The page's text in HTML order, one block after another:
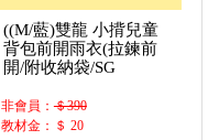
((M/藍)雙龍 小揹兒童
背包前開雨衣(拉鍊前
開/附收納袋/SG
非會員：＄390
教材金：＄ 20